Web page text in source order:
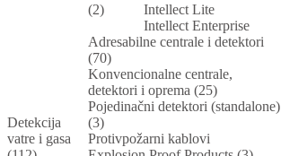
(2)
Intellect Lite
Intellect Enterprise
Detekcija
vatre i gasa
Adresabilne centrale i detektori
(70)
Konvencionalne centrale,
detektori i oprema (25)
Pojedinačni detektori (standalone)
(3)
Protivpožarni kablovi